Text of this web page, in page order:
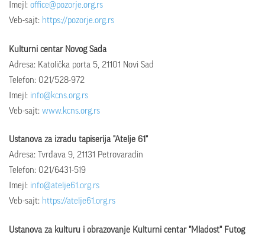
Imejl: office@pozorje.org.rs
Veb-sajt: https://pozorje.org.rs
Kulturni centar Novog Sada
Adresa: Katolička porta 5, 21101 Novi Sad
Telefon: 021/528-972
Imejl: info@kcns.org.rs
Veb-sajt: www.kcns.org.rs
Ustanova za izradu tapiserija "Atelje 61"
Adresa: Tvrđava 9, 21131 Petrovaradin
Telefon: 021/6431-519
Imejl: info@atelje61.org.rs
Veb-sajt: https://atelje61.org.rs
Ustanova za kulturu i obrazovanje Kulturni centar "Mladost" Futog